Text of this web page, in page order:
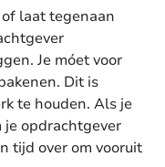
laat tegenaan
Je móet voor
Dit is
te houden. Als je
je opdrachtgever
tijd over om vooruit